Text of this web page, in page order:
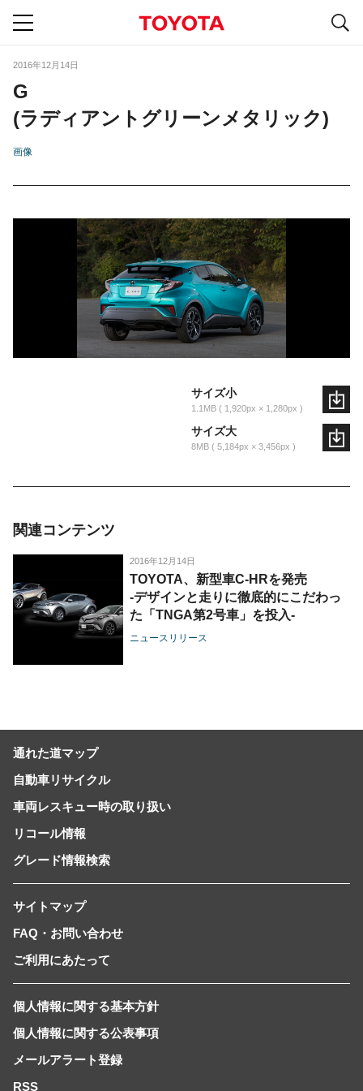
2016年12月14日
G
(ラディアントグリーンメタリック)
画像
サイズ小
1.1MB 1,920px × 1,280px
サイズ大
8MB 5,184px × 3,456px
関連コンテンツ
2016年12月14日
TOYOTA、新型車C-HRを発売
-デザインと走りに徹底的にこだわっ
た「TNGA第2号車」を投入-
ニュースリリース
通れた道マップ
自動車リサイクル
車両レスキュー時の取り扱い
リコール情報
グレード情報検索
サイトマップ
FAQ・お問い合わせ
ご利用にあたって
個人情報に関する基本方針
個人情報に関する公表事項
メールアラート登録
RSS